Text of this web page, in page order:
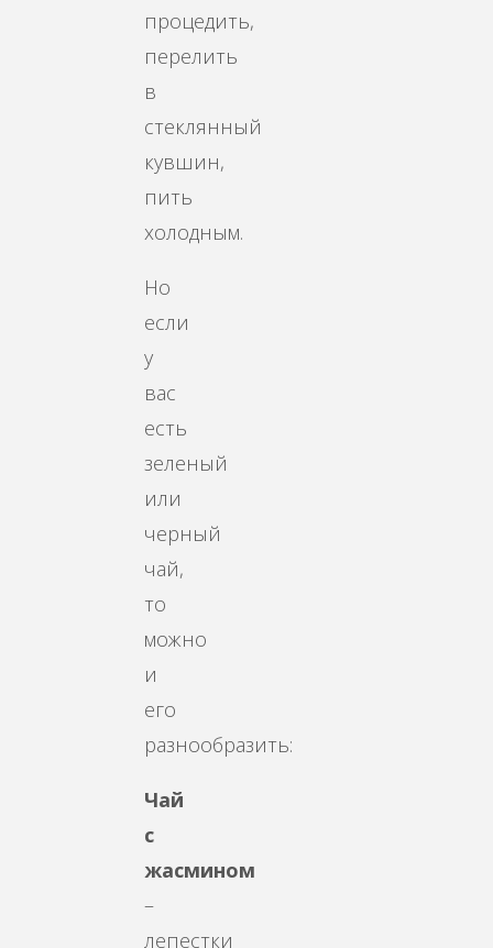
процедить,
перелить
в
стеклянный
кувшин,
пить
холодным.
Но
если
у
вас
есть
зеленый
или
черный
чай,
то
можно
и
его
разнообразить:
Чай
с
жасмином
–
лепестки